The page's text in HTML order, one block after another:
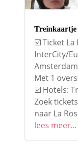
Treinkaartje
☑️ Ticket La
InterCity/
Met 1
☑️ Hotels:
Zoek
naar La
lees meer...